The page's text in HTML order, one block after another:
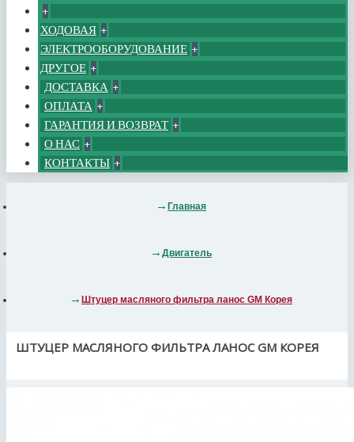
+
ХОДОВАЯ +
ЭЛЕКТРООБОРУДОВАНИЕ +
ДРУГОЕ +
ДОСТАВКА +
ОПЛАТА +
ГАРАНТИЯ И ВОЗВРАТ +
О НАС +
КОНТАКТЫ +
Главная
Двигатель
Штуцер масляного фильтра ланос GM Корея
ШТУЦЕР МАСЛЯНОГО ФИЛЬТРА ЛАНОС GM КОРЕЯ